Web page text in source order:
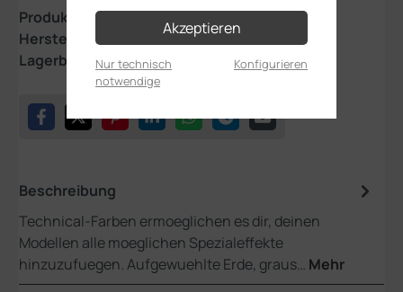
Produktnummer:27-03
Hersteller:
Games Workshop
Lagerbestand:1
Beschreibung
Technical-Farben ermoeglichen es dir, deinen
Modellen alle moeglichen Spezialeffekte
hinzuzufuegen. Aufgewuehlte Erde, graus… Mehr
Akzeptieren
Nur technisch
notwendige
Konfigurieren